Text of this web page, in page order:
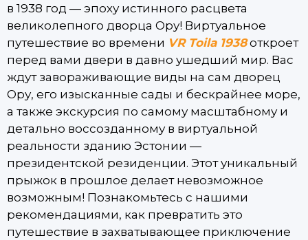
в 1938 год — эпоху истинного расцвета
великолепного дворца Ору! Виртуальное
путешествие во времени VR Toila 1938откроет
перед вами двери в давно ушедший мир. Вас
ждут завораживающие виды на сам дворец
Ору, его изысканные сады и бескрайнее море,
а также экскурсия по самому масштабному и
детально воссозданному в виртуальной
реальности зданию Эстонии —
президентской резиденции. Этот уникальный
прыжок в прошлое делает невозможное
возможным! Познакомьтесь с нашими
рекомендациями, как превратить это
путешествие в захватывающее приключение